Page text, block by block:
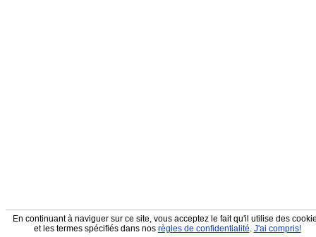
En continuant à naviguer sur ce site, vous acceptez le fait qu'il utilise des
et les termes spécifiés dans nos règles de confidentialité. J'ai compris!